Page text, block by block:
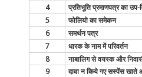
4
प्रतिभूति प्रमाणपत्र का
5
फोलियो का समेकन
6
समर्थन पत्र
7
धारक के नाम में परिवर्तन
8
नाबालिग से वयस्क और
9
दावा न किये गए सस्पेंस खाते